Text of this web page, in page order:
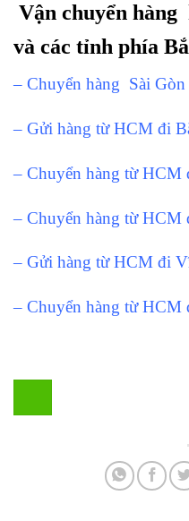
Vận chuyển
và các tỉnh phía
– Chuyển hàng Sài
– Gửi hàng từ HCM đi
– Chuyển hàng từ HCM
– Chuyển hàng từ HCM
– Gửi hàng từ HCM đi
– Chuyển hàng từ HCM